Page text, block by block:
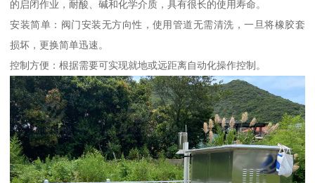
的启闭作业，耐酸、碱和化学介质，具有很长的使用寿命。
安装简单：阀门安装无方向性，使用管道无需清洗，一旦将橡胶套
损坏，更换简单迅速。
控制方便：根据需要可实现就地或远距离自动化操作控制。